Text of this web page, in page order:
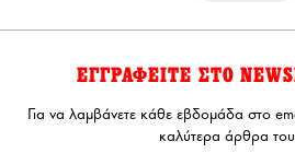
ΕΓΓΡΑΦΕΙΤΕ ΣΤΟ
Για να λαμβάνετε κάθε εβδομάδα στο
καλύτερα άρθρα